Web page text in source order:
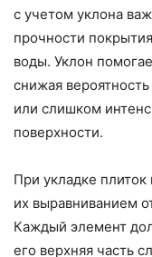
с учетом уклона
прочности
воды. Уклон
снижая
или слишком
поверхности.
При укладке
их выравниванием
Каждый элемент
его верхняя часть